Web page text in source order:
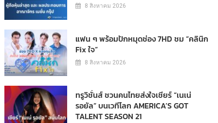
8 สิงหาคม 2026
แฟน ๆ พร้อมปักหมุดช่อง 7HD ชม “คลินิก
Fix ใจ”
8 สิงหาคม 2026
ทรูวิชั่นส์ ชวนคนไทยส่งใจเชียร์ “เนเน่
รอยัล” บนเวทีโลก AMERICA’S GOT
TALENT SEASON 21